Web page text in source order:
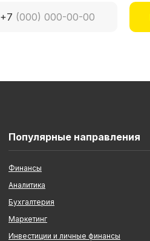
+7
Популярные направления
Маркетинг
Инвестиции и личные финансы
Аналитика
Бухгалтерия
Финансы